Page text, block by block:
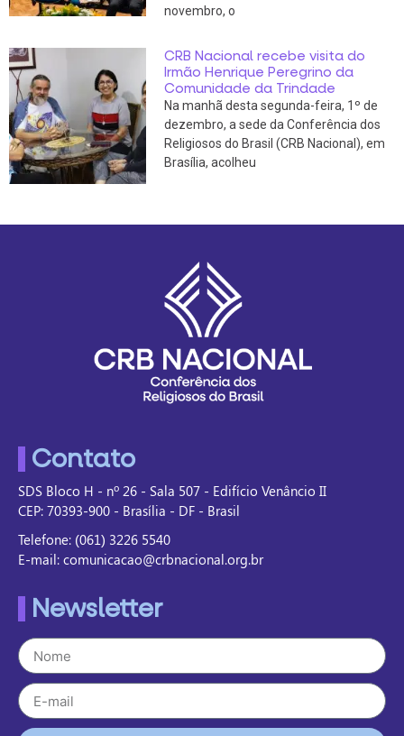
novembro, o
CRB Nacional recebe visita do
Irmão Henrique Peregrino da
Comunidade da Trindade
Na manhã desta segunda-feira, 1º de
dezembro, a sede da Conferência dos
Religiosos do Brasil (CRB Nacional), em
Brasília, acolheu
Contato
SDS Bloco H - nº 26 - Sala 507 - Edifício Venâncio II
CEP: 70393-900 - Brasília - DF - Brasil
Telefone: (061) 3226 5540
E-mail: comunicacao@crbnacional.org.br
Newsletter